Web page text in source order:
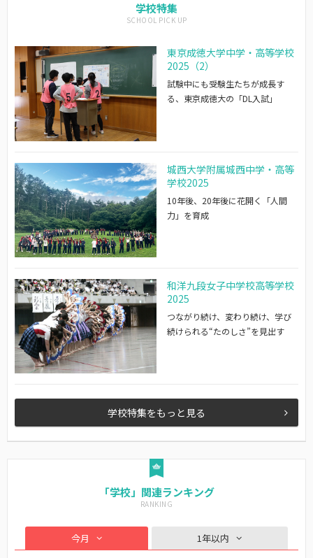
学校特集
東京成徳大学中学・高等学校
2025（2）
試験中にも受験生たちが成長す
る、東京成徳大の「DL入試」
城西大学附属城西中学・高等
学校2025
10年後、20年後に花開く「人間
力」を育成
和洋九段女子中学校高等学校
2025
つながり続け、変わり続け、学び
続けられる“たのしさ”を見出す
学校特集をもっと見る
「学校」関連ランキング
今月 1年以内